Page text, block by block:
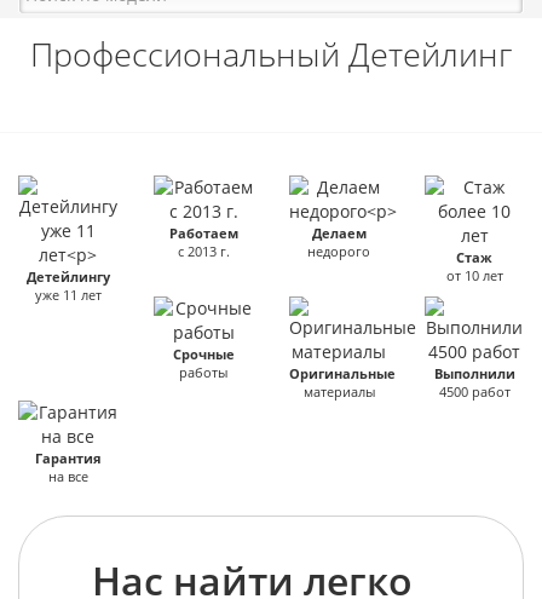
Профессиональный Детейлинг
Детейлингу
уже 11 лет
Работаем
с 2013 г.
Делаем
недорого
Стаж
от 10 лет
Срочные
работы
Оригинальные
материалы
Выполнили
4500 работ
Гарантия
на все
Нас найти легко